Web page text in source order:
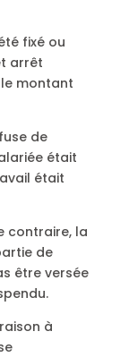
fixé ou
arrêt
montant
de
était
était
contraire, la
de
être versée
à